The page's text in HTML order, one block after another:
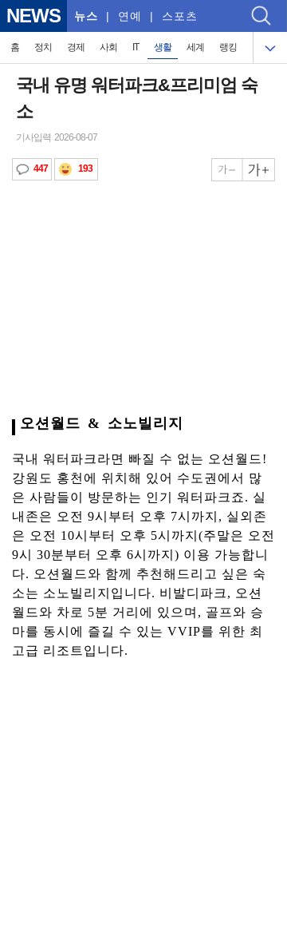
NEWS 뉴스 | 연예 | 스포츠
홈 정치 경제 사회 IT 생활 세계 랭킹
국내 유명 워터파크&프리미엄 숙
소
기사입력 2026-08-07
447 193
오션월드 & 소노빌리지
국내 워터파크라면 빠질 수 없는 오션월드!
강원도 홍천에 위치해 있어 수도권에서 많
은 사람들이 방문하는 인기 워터파크죠. 실
내존은 오전 9시부터 오후 7시까지, 실외존
은 오전 10시부터 오후 5시까지(주말은 오전
9시 30분부터 오후 6시까지) 이용 가능합니
다. 오션월드와 함께 추천해드리고 싶은 숙
소는 소노빌리지입니다. 비발디파크, 오션
월드와 차로 5분 거리에 있으며, 골프와 승
마를 동시에 즐길 수 있는 VVIP를 위한 최
고급 리조트입니다.